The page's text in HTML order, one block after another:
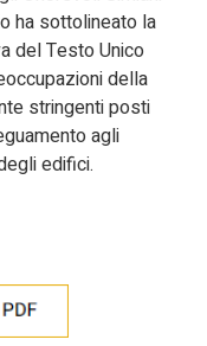
ha sottolineato la
del Testo Unico
della
stringenti posti
agli
edifici.